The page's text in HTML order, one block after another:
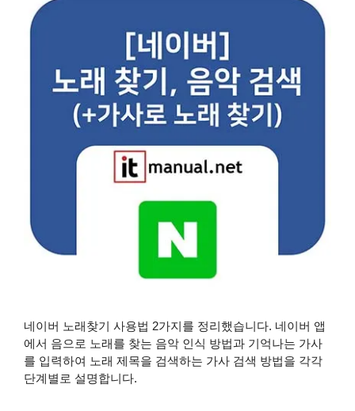
네이버 노래찾기 사용법 2가지를 정리했습니다. 네이버 앱
에서 음으로 노래를 찾는 음악 인식 방법과 기억나는 가사
를 입력하여 노래 제목을 검색하는 가사 검색 방법을 각각
단계별로 설명합니다.